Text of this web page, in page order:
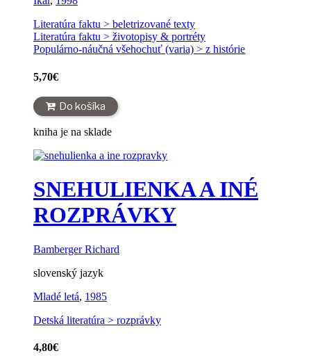
Literatúra faktu > beletrizované texty
Literatúra faktu > životopisy & portréty
Populárno-náučná všehochuť (varia) > z histórie
5,70€
Do košíka
kniha je na sklade
SNEHULIENKA A INÉ
ROZPRÁVKY
Bamberger Richard
slovenský jazyk
Mladé letá, 1985
Detská literatúra > rozprávky
4,80€